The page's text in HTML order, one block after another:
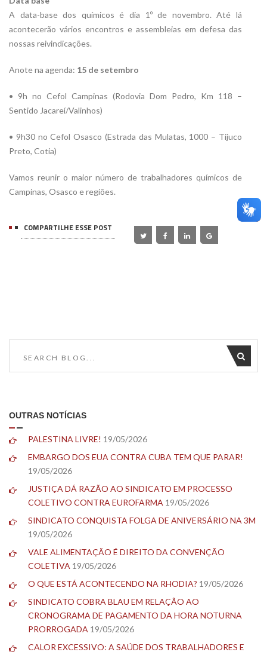
A data-base dos químicos é dia 1º de novembro. Até lá
acontecerão vários encontros e assembleias em defesa das
nossas reivindicações.
Anote na agenda: 15 de setembro
• 9h no Cefol Campinas (Rodovia Dom Pedro, Km 118 –
Sentido Jacareí/Valinhos)
• 9h30 no Cefol Osasco (Estrada das Mulatas, 1000 – Tijuco
Preto, Cotia)
Vamos reunir o maior número de trabalhadores químicos de
Campinas, Osasco e regiões.
COMPARTILHE ESSE POST
OUTRAS NOTÍCIAS
PALESTINA LIVRE! 19/05/2026
EMBARGO DOS EUA CONTRA CUBA TEM QUE PARAR!
19/05/2026
JUSTIÇA DÁ RAZÃO AO SINDICATO EM PROCESSO
COLETIVO CONTRA EUROFARMA 19/05/2026
SINDICATO CONQUISTA FOLGA DE ANIVERSÁRIO NA 3M
19/05/2026
VALE ALIMENTAÇÃO É DIREITO DA CONVENÇÃO
COLETIVA 19/05/2026
O QUE ESTÁ ACONTECENDO NA RHODIA? 19/05/2026
SINDICATO COBRA BLAU EM RELAÇÃO AO
CRONOGRAMA DE PAGAMENTO DA HORA NOTURNA
PRORROGADA 19/05/2026
CALOR EXCESSIVO: A SAÚDE DOS TRABALHADORES E